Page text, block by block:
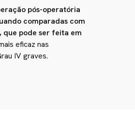
pós-operatória
comparadas com
pode ser feita em
eficaz nas
IV graves.